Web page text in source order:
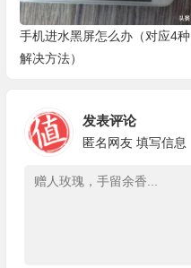
手机进水黑屏怎么办（对应4种
解决方法）
发表评论
匿名网友 填写信息